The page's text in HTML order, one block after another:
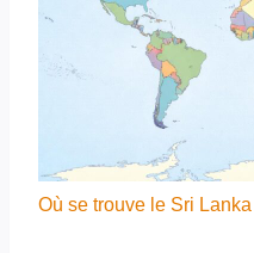
Où se trouve le Sri